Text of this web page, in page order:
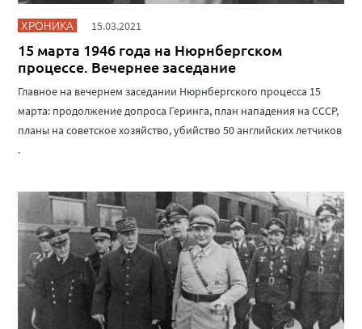
ХРОНИКА 15.03.2021
15 марта 1946 года на Нюрнбергском
процессе. Вечернее заседание
Главное на вечернем заседании Нюрнбергского процесса 15
марта: продолжение допроса Геринга, план нападения на СССР,
планы на советское хозяйство, убийство 50 английских летчиков
.